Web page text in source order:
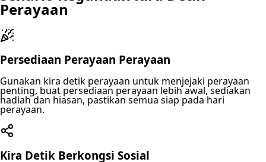
Perayaan
Persediaan Perayaan Perayaan
Gunakan kira detik perayaan untuk menjejaki perayaan
penting, buat persediaan perayaan lebih awal, sediakan
hadiah dan hiasan, pastikan semua siap pada hari
perayaan.
Kira Detik Berkongsi Sosial